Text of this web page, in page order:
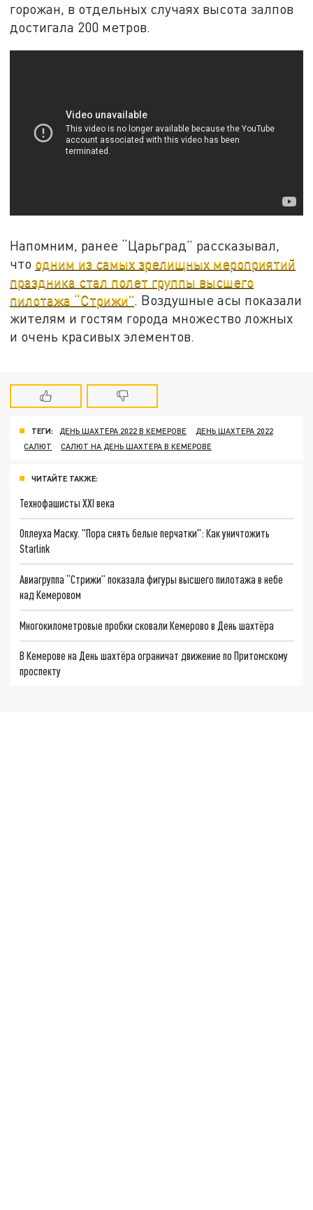
горожан, в отдельных случаях высота залпов
достигала 200 метров.
Напомним, ранее “Царьград” рассказывал,
что одним из самых зрелищных мероприятий
праздника стал полет группы высшего
пилотажа “Стрижи”. Воздушные асы показали
жителям и гостям города множество ложных
и очень красивых элементов.
ТЕГИ: ДЕНЬ ШАХТЕРА 2022 В КЕМЕРОВЕ
ДЕНЬ ШАХТЕРА 2022
САЛЮТ
САЛЮТ НА ДЕНЬ ШАХТЕРА В КЕМЕРОВЕ
ЧИТАЙТЕ ТАКЖЕ:
Технофашисты XXI века
Оплеуха Маску. "Пора снять белые перчатки": Как уничтожить
Starlink
Авиагруппа “Стрижи” показала фигуры высшего пилотажа в небе
над Кемеровом
Многокилометровые пробки сковали Кемерово в День шахтёра
В Кемерове на День шахтёра ограничат движение по Притомскому
проспекту